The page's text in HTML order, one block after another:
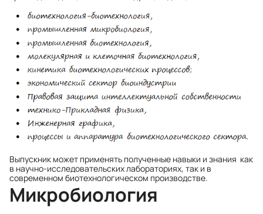
Выпускник может применять полученные навыки и знания как
в научно-исследовательских лабораториях, так и в
современном биотехнологическом производстве.
Микробиология